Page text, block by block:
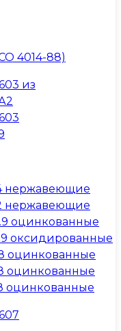
4014-88)
из
нержавеющие
нержавеющие
оцинкованные
оксидированные
оцинкованные
оцинкованные
оцинкованные